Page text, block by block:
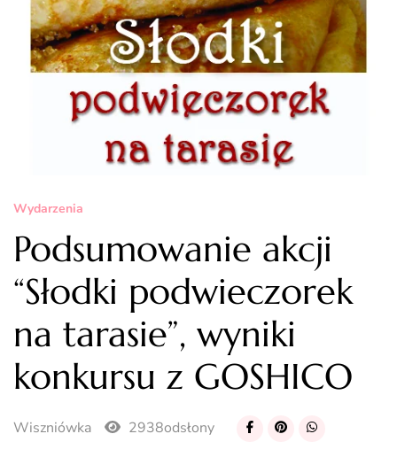
Wydarzenia
Podsumowanie akcji
“Słodki podwieczorek
na tarasie”, wyniki
konkursu z GOSHICO
Wiszniówka 2938odsłony